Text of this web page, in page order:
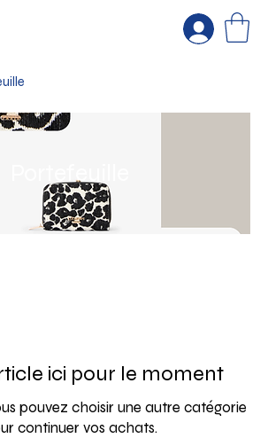
Portefeuille
ici pour le moment
pouvez choisir une autre catégorie
continuer vos achats.